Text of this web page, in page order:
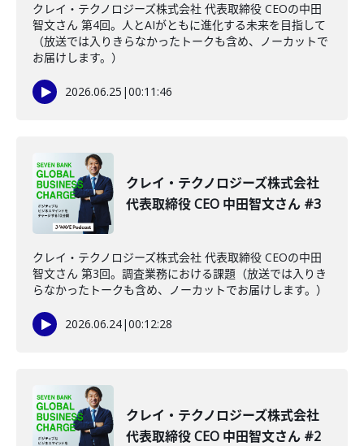
クレイ・テクノロジーズ株式会社 代表取締役 CEOの中田
智文さん 第4回。人とAIがともに進化する未来を目指して
（放送では入りきらなかったトークも含め、ノーカットで
お届けします。）
2026.06.25 |00:11:46
クレイ・テクノロジーズ株式会社
代表取締役 CEO 中田智文さん #3
クレイ・テクノロジーズ株式会社 代表取締役 CEOの中田
智文さん 第3回。調査業務における課題（放送では入りき
らなかったトークも含め、ノーカットでお届けします。）
2026.06.24|00:12:28
クレイ・テクノロジーズ株式会社
代表取締役 CEO 中田智文さん #2